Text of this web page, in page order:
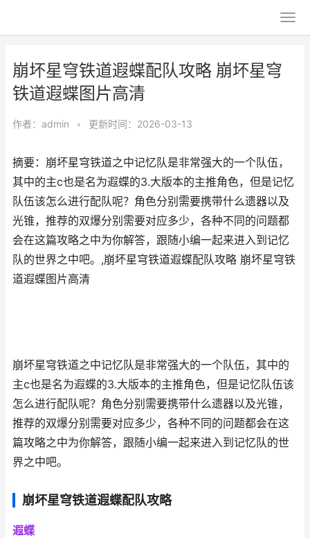
崩坏星穹铁道遐蝶配队攻略 崩坏星穹
铁道遐蝶图片高清
作者： admin • 更新时间：2026-03-13
摘要：崩坏星穹铁道之中记忆队是非常强大的一个队伍，
其中的主c也是名为遐蝶的3.大版本的主推角色，但是记忆
队伍该怎么进行配队呢？角色分别需要携带什么遗器以及
光锥，推荐的双爆分别需要对应多少，各种不同的问题都
会在这篇攻略之中为你解答，跟随小编一起来进入到记忆
队的世界之中吧。,崩坏星穹铁道遐蝶配队攻略 崩坏星穹铁
道遐蝶图片高清
崩坏星穹铁道之中记忆队是非常强大的一个队伍，其中的
主c也是名为遐蝶的3.大版本的主推角色，但是记忆队伍该
怎么进行配队呢？角色分别需要携带什么遗器以及光锥，
推荐的双爆分别需要对应多少，各种不同的问题都会在这
篇攻略之中为你解答，跟随小编一起来进入到记忆队的世
界之中吧。
崩坏星穹铁道遐蝶配队攻略
遐蝶